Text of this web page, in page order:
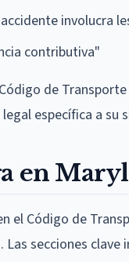
involucra
contributiva"
de
específica a su
en
el Código de
secciones clave